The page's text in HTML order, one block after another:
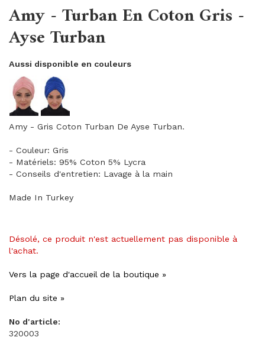
Amy - Turban En Coton Gris -
Ayse Turban
Aussi disponible en couleurs
Amy - Gris Coton Turban De Ayse Turban.
- Couleur: Gris
- Matériels: 95% Coton 5% Lycra
- Conseils d'entretien: Lavage à la main
Made In Turkey
Désolé, ce produit n'est actuellement pas disponible à
l'achat.
Vers la page d'accueil de la boutique »
Plan du site »
No d'article:
320003